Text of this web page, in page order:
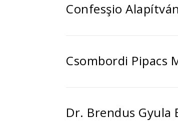
Confesşio
Csombordi Pipacs
Dr. Brendus Gyula